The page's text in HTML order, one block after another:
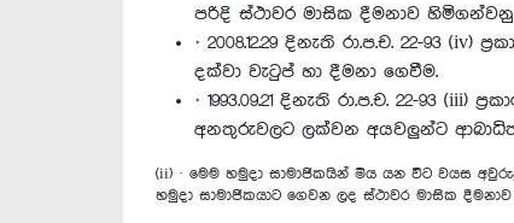
පරිදි ස්ථාවර මාසික දීමනාව
· 2008.12.29 දිනැති රා.ප.ච. 22-
දක්වා වැටුප් හා දීමනා ගෙවීම.
· 1993.09.21 දිනැති රා.ප.ච. 22-
අනතුරුවලට ලක්වන අයවලුන්ට
(ii) · මෙම හමුදා සාමාජිකයින් මිය යන විට වයස අවුරුදු
හමුදා සාමාජිකයාට ගෙවන ලද ස්ථාවර මාසික